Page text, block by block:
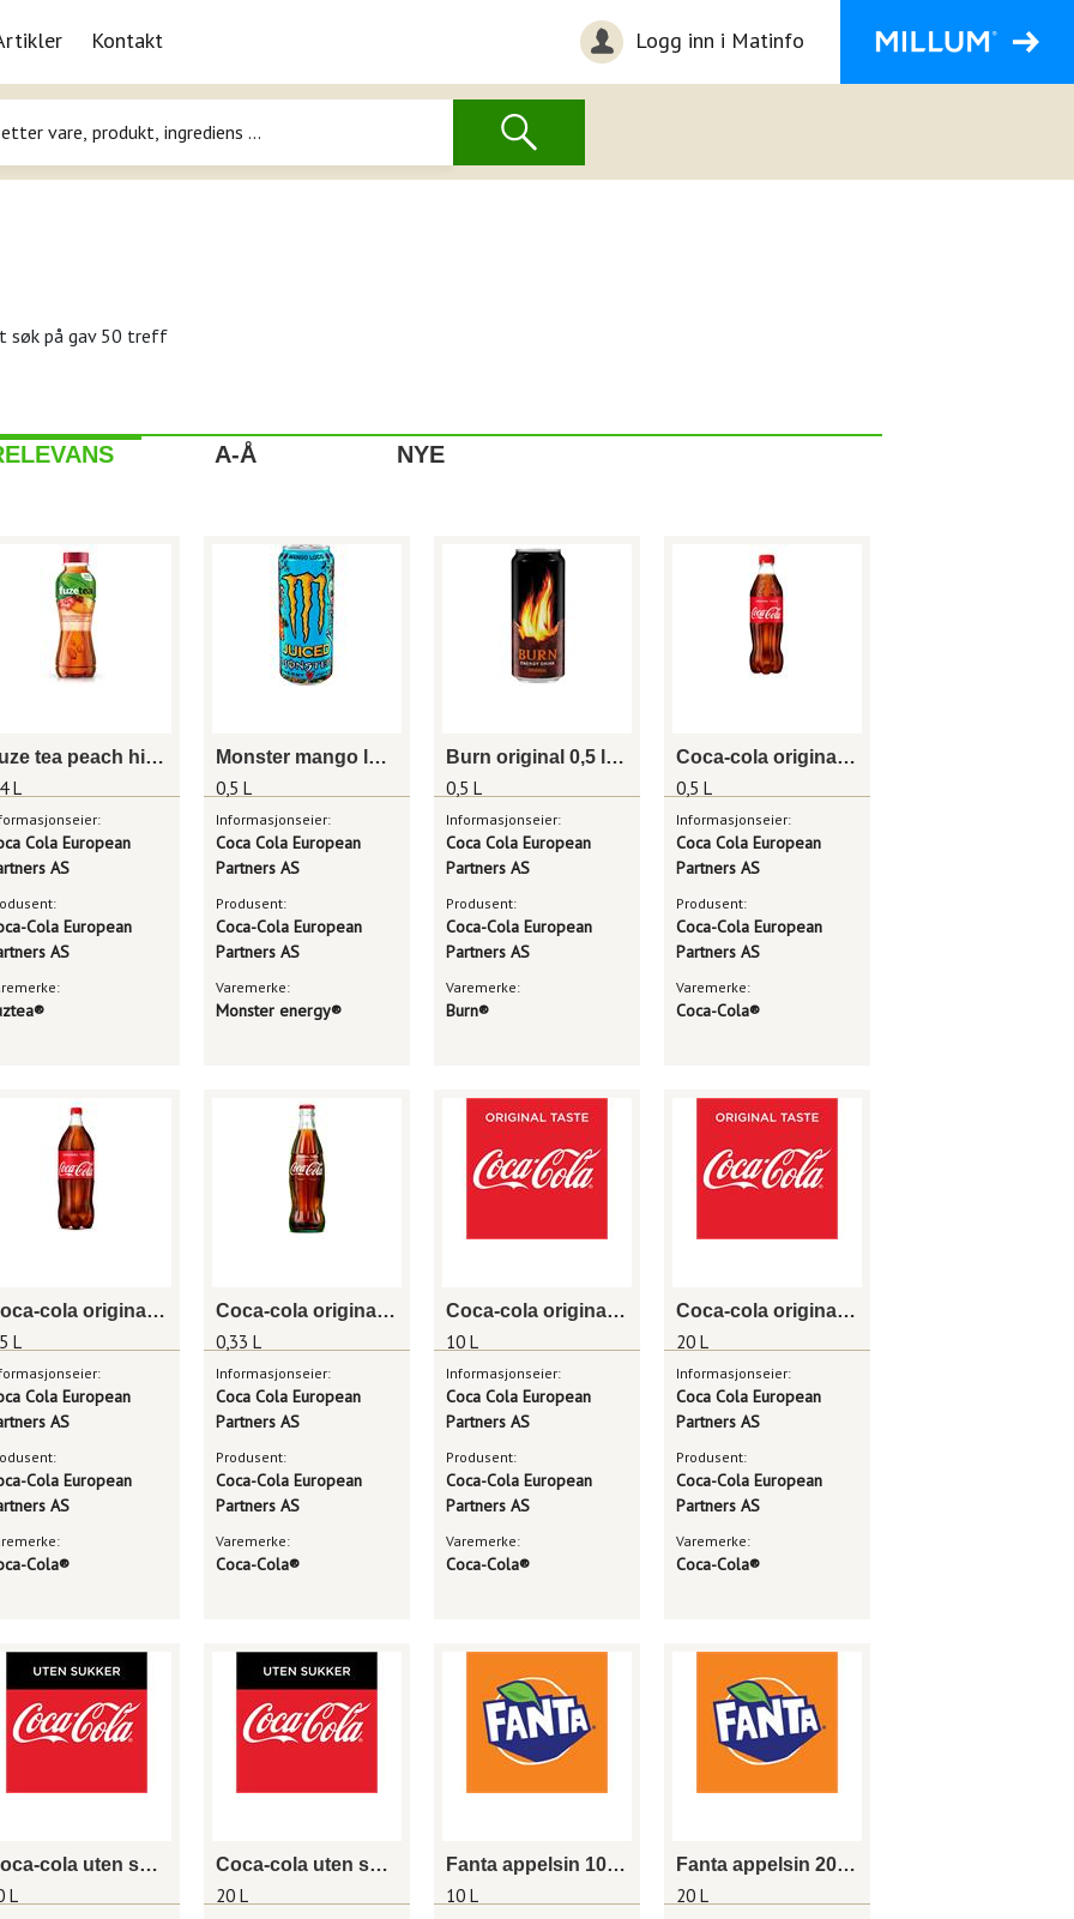
Kontakt Logg inn i Matinfo
søk på gav 50 treff
A-Å NYE
Fuze tea peach hibiscus 0,4 l
L
Cola European
AS
Cola European
AS
Monster mango loco 0,5 l boks
0,5 L
Informasjonseier:
Coca Cola European
Partners AS
Produsent:
Coca-Cola European
Partners AS
Varemerke:
Monster energy®
Burn original 0,5 l boks
0,5 L
Informasjonseier:
Coca Cola European
Partners AS
Produsent:
Coca-Cola European
Partners AS
Varemerke:
Burn®
Coca-cola original taste 0,5 l
0,5 L
Informasjonseier:
Coca Cola European
Partners AS
Produsent:
Coca-Cola European
Partners AS
Varemerke:
Coca-Cola®
Coca-cola original taste 1,5 l
L
Cola European
AS
Cola European
AS
Cola®
Coca-cola original taste 0,33 l glassflaske
0,33 L
Informasjonseier:
Coca Cola European
Partners AS
Produsent:
Coca-Cola European
Partners AS
Varemerke:
Coca-Cola®
Coca-cola original taste 10 l bag in box
10 L
Informasjonseier:
Coca Cola European
Partners AS
Produsent:
Coca-Cola European
Partners AS
Varemerke:
Coca-Cola®
Coca-cola original taste 20 l bag in box
20 L
Informasjonseier:
Coca Cola European
Partners AS
Produsent:
Coca-Cola European
Partners AS
Varemerke:
Coca-Cola®
Coca-cola uten sukker 10 l bag in box
L
Coca-cola uten sukker 20 l bag in box
20 L
Fanta appelsin 10 l bag in box
10 L
Fanta appelsin 20 l bag in box
20 L